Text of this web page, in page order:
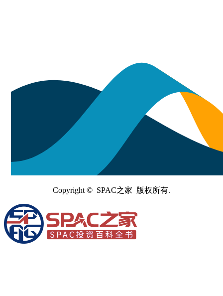
Copyright © SPAC之家 版权所有.